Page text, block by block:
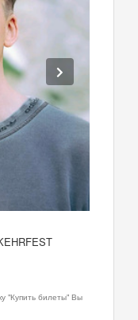
"Купить билеты" Вы